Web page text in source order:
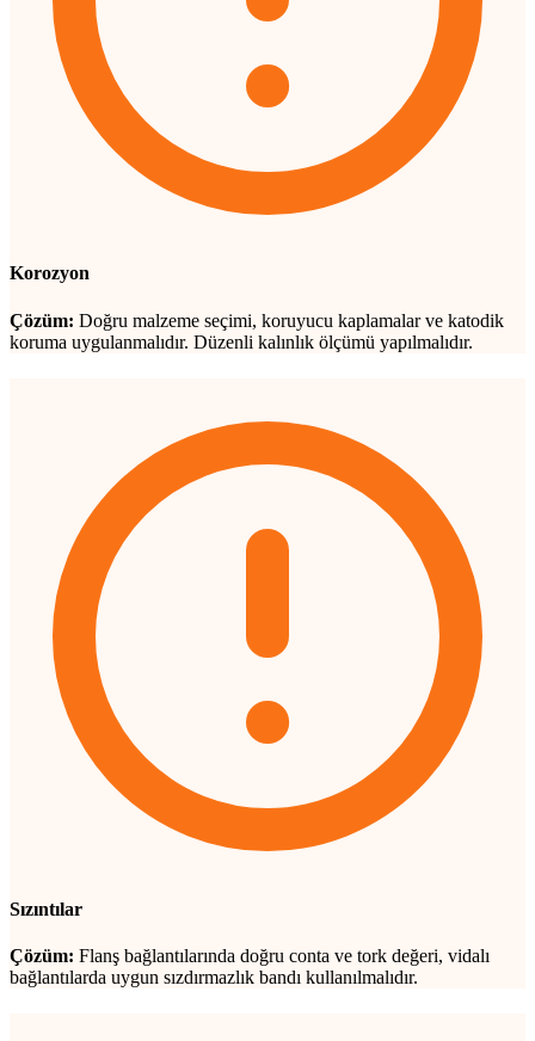
Korozyon
Çözüm: Doğru malzeme seçimi, koruyucu kaplamalar ve katodik
koruma uygulanmalıdır. Düzenli kalınlık ölçümü yapılmalıdır.
Sızıntılar
Çözüm: Flanş bağlantılarında doğru conta ve tork değeri, vidalı
bağlantılarda uygun sızdırmazlık bandı kullanılmalıdır.